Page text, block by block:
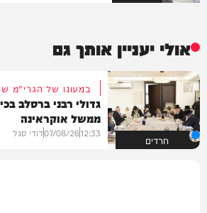
אולי יעניין אותך גם
חרדים
במעונו של הגרי"מ
גדולי רבני ברסלב
ממשל אוקראינה
12:33
07/08/26דודי סגל